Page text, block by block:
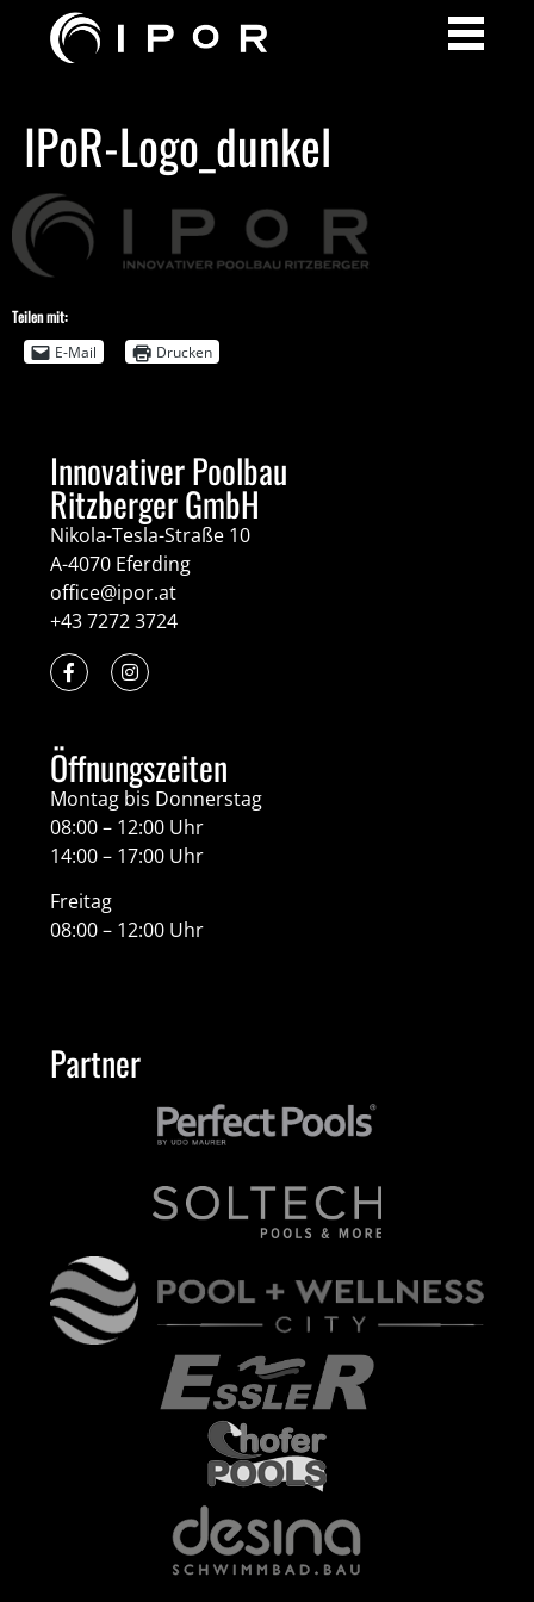
IPoR-Logo_dunkel
Teilen mit:
E-Mail
Drucken
Innovativer Poolbau
Ritzberger GmbH
Nikola-Tesla-Straße 10
A-4070 Eferding
office@ipor.at
+43 7272 3724
Öffnungszeiten
Montag bis Donnerstag
08:00 – 12:00 Uhr
14:00 – 17:00 Uhr
Freitag
08:00 – 12:00 Uhr
Partner